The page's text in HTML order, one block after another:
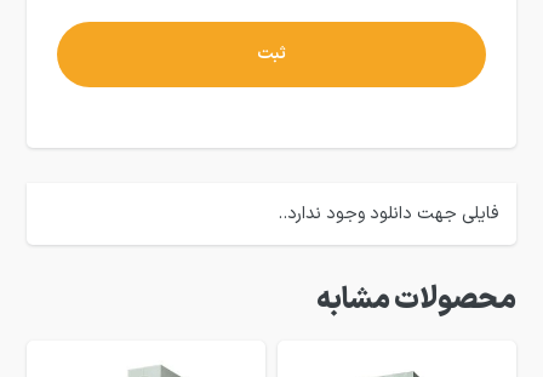
فایلی جهت دانلود وجود ندارد..
محصولات مشابه